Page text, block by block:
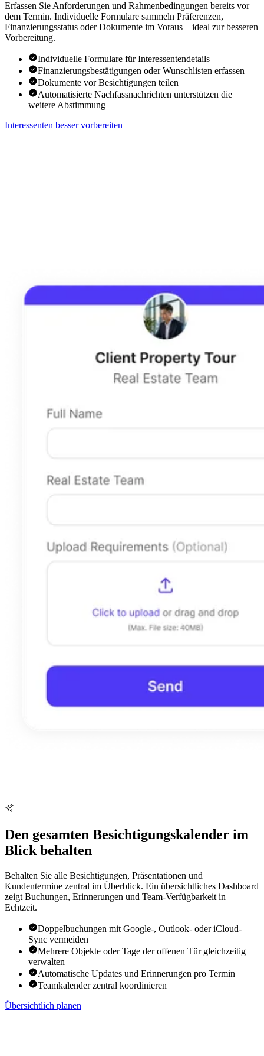
Erfassen Sie Anforderungen und Rahmenbedingungen bereits vor
dem Termin. Individuelle Formulare sammeln Präferenzen,
Finanzierungsstatus oder Dokumente im Voraus – ideal zur besseren
Vorbereitung.
Individuelle Formulare für Interessentendetails
Finanzierungsbestätigungen oder Wunschlisten erfassen
Dokumente vor Besichtigungen teilen
Automatisierte Nachfassnachrichten unterstützen die
weitere Abstimmung
Interessenten besser vorbereiten
Den gesamten Besichtigungskalender im
Blick behalten
Behalten Sie alle Besichtigungen, Präsentationen und
Kundentermine zentral im Überblick. Ein übersichtliches Dashboard
zeigt Buchungen, Erinnerungen und Team-Verfügbarkeit in
Echtzeit.
Doppelbuchungen mit Google-, Outlook- oder iCloud-
Sync vermeiden
Mehrere Objekte oder Tage der offenen Tür gleichzeitig
verwalten
Automatische Updates und Erinnerungen pro Termin
Teamkalender zentral koordinieren
Übersichtlich planen